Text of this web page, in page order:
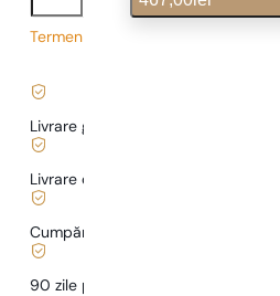
Termen de livrare prelungit
Livrare gratuită de la
Livrare de la
Cumpărături și plăți sigure
90 zile pentru a